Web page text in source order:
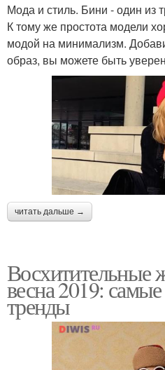
Мода и стиль. Бини - один из
К тому же простота модели
модой на минимализм.
образ, вы можете быть
читать дальше →
Восхитительные
весна 2019:
тренды